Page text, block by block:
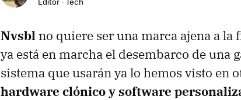
Nvsbl no quiere ser una marca ajena a
ya está en marcha el desembarco de una
sistema que usarán ya lo hemos visto en
hardware clónico y software